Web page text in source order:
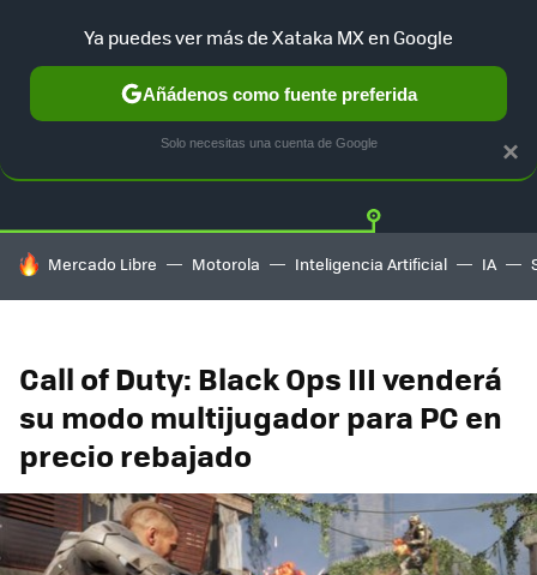
Twitter
HOY SE HABLA DE
Mercado Libre Motorola Inteligencia Artificial IA
Call of Duty: Black Ops III venderá
su modo multijugador para PC en
precio rebajado
×
Ya puedes ver más de Xataka MX en Google
Añádenos como fuente preferida
Solo necesitas una cuenta de Google